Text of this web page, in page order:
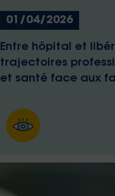
01/04/2026
Entre hôpital et
trajectoires
et santé face aux
infirmières